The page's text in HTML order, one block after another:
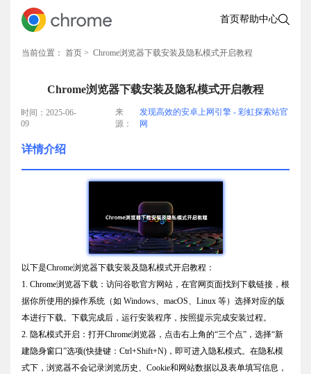
首页帮助中心
当前位置： 首页 > Chrome浏览器下载安装及隐私模式开启教程
Chrome浏览器下载安装及隐私模式开启教程
时间：2025-06-
09
来
源：
发现高效的安卓上网引擎 - 彩虹探索站官
网
详情介绍
以下是Chrome浏览器下载安装及隐私模式开启教程：
1. Chrome浏览器下载：访问谷歌官方网站，在官网页面找到下载链接，根
据你所使用的操作系统（如 Windows、macOS、Linux 等）选择对应的版
本进行下载。下载完成后，运行安装程序，按照提示完成安装过程。
2. 隐私模式开启：打开Chrome浏览器，点击右上角的“三个点”，选择“新
建隐身窗口”选项(快捷键：Ctrl+Shift+N)，即可进入隐私模式。在隐私模
式下，浏览器不会记录浏览历史、Cookie和网站数据以及表单填写信息，